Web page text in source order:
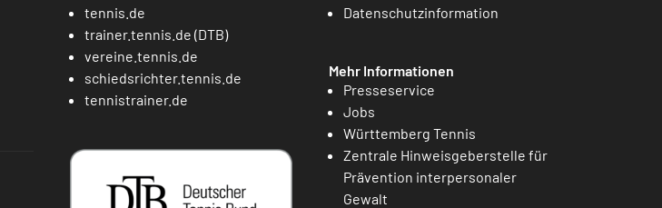
tennis.de
trainer.tennis.de (DTB)
vereine.tennis.de
schiedsrichter.tennis.de
tennistrainer.de
Datenschutzinformation
Mehr Informationen
Presseservice
Jobs
Württemberg Tennis
Zentrale Hinweisgeberstelle für
Prävention interpersonaler
Gewalt